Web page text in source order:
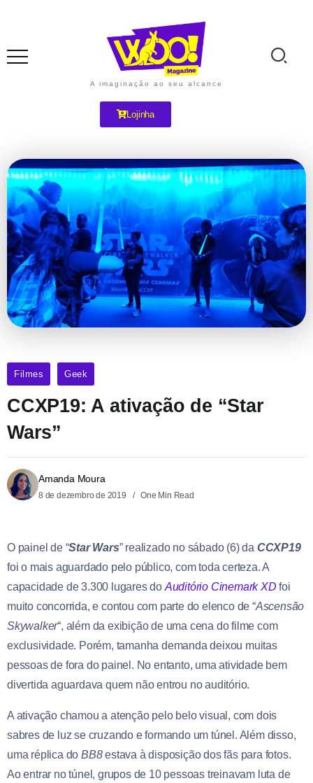
A imaginação ao seu alcance
Lojinha
Filmes Geek
CCXP19: A ativação de “Star
Wars”
Amanda Moura
8 de dezembro de 2019 One Min Read
O painel de “Star Wars” realizado no sábado (6) da CCXP19
foi o mais aguardado pelo público, com toda certeza. A
capacidade de 3.300 lugares do Auditório Cinemark XD foi
muito concorrida, e contou com parte do elenco de “Ascensão
Skywalker“, além da exibição de uma cena do filme com
exclusividade. Porém, tamanha demanda deixou muitas
pessoas de fora do painel. No entanto, uma atividade bem
divertida aguardava quem não entrou no auditório.
A ativação chamou a atenção pelo belo visual, com dois
sabres de luz se cruzando e formando um túnel. Além disso,
uma réplica doBB8estava à disposição dos fãs para fotos.
Ao entrar no túnel, grupos de 10 pessoas treinavam luta de